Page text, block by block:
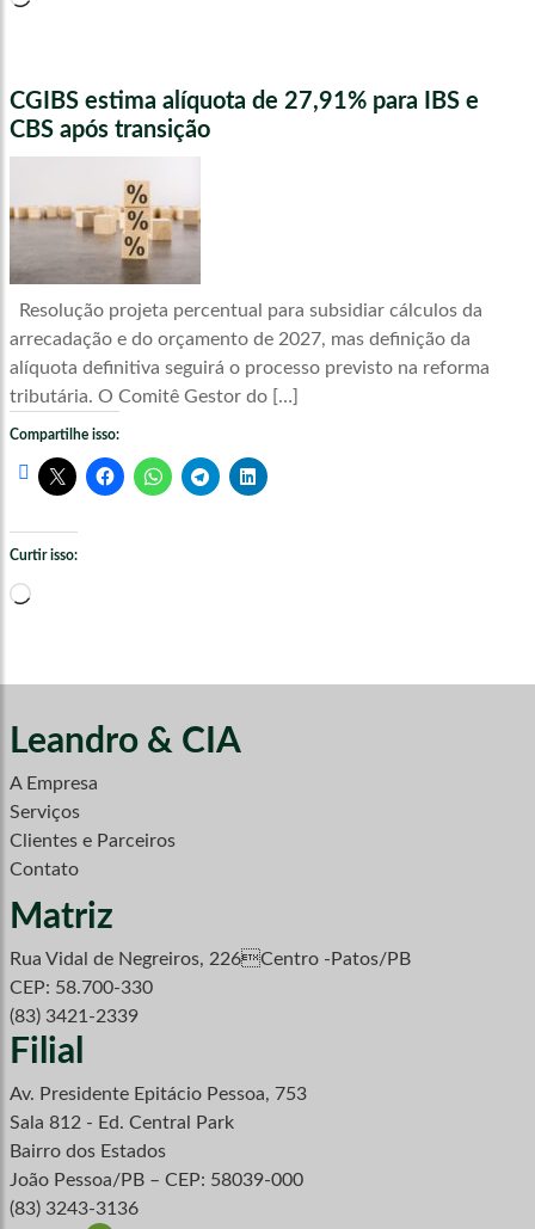
CGIBS estima alíquota de 27,91% para IBS e
CBS após transição
Resolução projeta percentual para subsidiar cálculos da
arrecadação e do orçamento de 2027, mas definição da
alíquota definitiva seguirá o processo previsto na reforma
tributária. O Comitê Gestor do […]
Compartilhe isso:
Curtir isso:
Carregando...
Leandro & CIA
A Empresa
Serviços
Clientes e Parceiros
Contato
Matriz
Rua Vidal de Negreiros, 226Centro -Patos/PB
CEP: 58.700-330
(83) 3421-2339
Filial
Av. Presidente Epitácio Pessoa, 753
Sala 812 - Ed. Central Park
Bairro dos Estados
João Pessoa/PB – CEP: 58039-000
(83) 3243-3136